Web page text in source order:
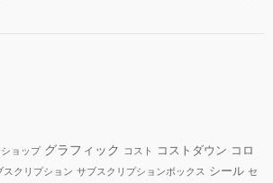
ョップ グラフィック コスト コストダウン コロ
スクリプション サブスクリプションボックス シール セ